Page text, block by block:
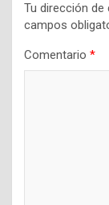
Tu dirección
campos
Comentario *